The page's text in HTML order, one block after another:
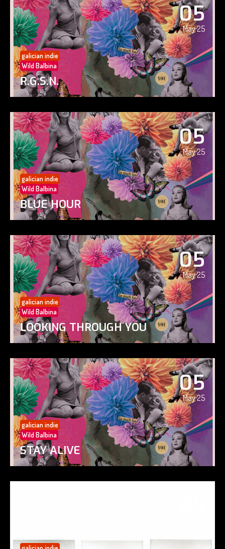
05
May 25
galician indie
Wild Balbina
R.G.S.N.
05
May 25
galician indie
Wild Balbina
BLUE HOUR
05
May 25
galician indie
Wild Balbina
LOOKING THROUGH YOU
05
May 25
galician indie
Wild Balbina
STAY ALIVE